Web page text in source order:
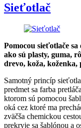
Sieťotlač
Pomocou sieťotlače
ako sú plasty, guma,
drevo, koža, koženka,
Samotný princíp
predmet sa farba
ktorom sú pomocou
oká cez ktoré ma
zväčša chemickou
prekryje sa šablónou a